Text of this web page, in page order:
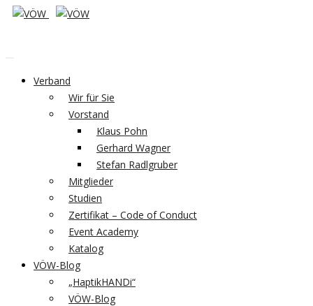
Verband
Wir für Sie
Vorstand
Klaus Pohn
Gerhard Wagner
Stefan Radlgruber
Mitglieder
Studien
Zertifikat – Code of Conduct
Event Academy
Katalog
VÖW-Blog
„HaptikHANDi“
VÖW-Blog